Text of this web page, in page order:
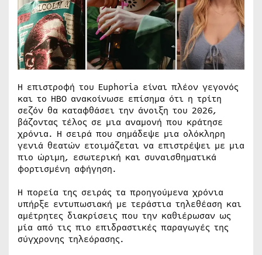
Η επιστροφή του Euphoria είναι πλέον γεγονός
και το HBO ανακοίνωσε επίσημα ότι η τρίτη
σεζόν θα καταφθάσει την άνοιξη του 2026,
βάζοντας τέλος σε μια αναμονή που κράτησε
χρόνια. Η σειρά που σημάδεψε μια ολόκληρη
γενιά θεατών ετοιμάζεται να επιστρέψει με μια
πιο ώριμη, εσωτερική και συναισθηματικά
φορτισμένη αφήγηση.
Η πορεία της σειράς τα προηγούμενα χρόνια
υπήρξε εντυπωσιακή με τεράστια τηλεθέαση και
αμέτρητες διακρίσεις που την καθιέρωσαν ως
μία από τις πιο επιδραστικές παραγωγές της
σύγχρονης τηλεόρασης.